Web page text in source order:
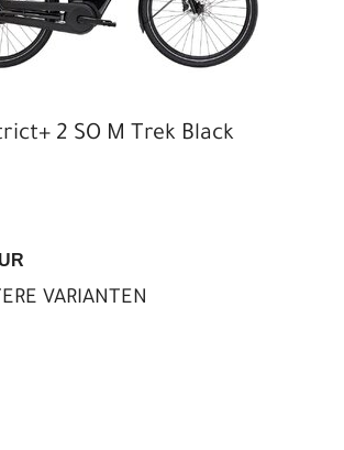
2 SO M Trek Black
VARIANTEN